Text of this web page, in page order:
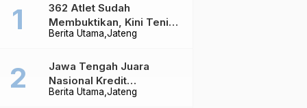
Berita Utama Jateng
362 Atlet Sudah
Membuktikan, Kini Tenis
Meja Jateng Dibidik Jadi
Berita Utama Jateng
Jawa Tengah Juara
Nasional Kredit
Perumahan, Realisasi